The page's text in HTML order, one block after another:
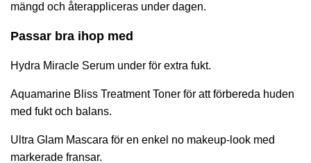
mängd och återappliceras under dagen.
Passar bra ihop med
Hydra Miracle Serum under för extra fukt.
Aquamarine Bliss Treatment Toner för att förbereda huden
med fukt och balans.
Ultra Glam Mascara för en enkel no makeup-look med
markerade fransar.